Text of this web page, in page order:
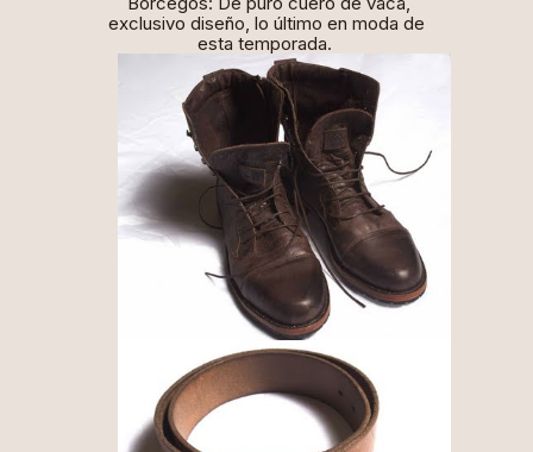
exclusivo diseño, lo último en moda de
esta temporada.